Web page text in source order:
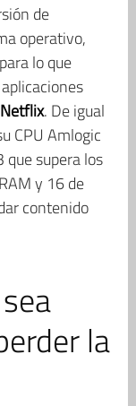
de
operativo,
lo que
Netflix. De igual
CPU Amlogic
que supera los
y 16 de
contenido
la